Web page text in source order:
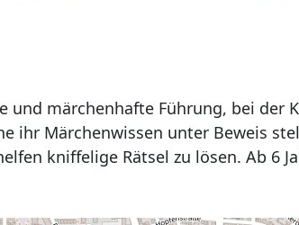
und märchenhafte Führung, bei der
ihr Märchenwissen unter Beweis
kniffelige Rätsel zu lösen. Ab 6